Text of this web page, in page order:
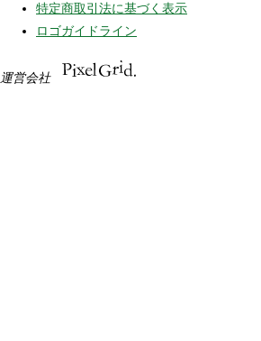
特定商取引法に基づく表示
ロゴガイドライン
運営会社